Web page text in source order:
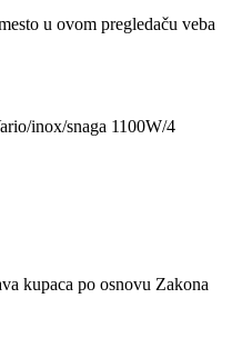
u ovom pregledaču veba
inox/snaga 1100W/4
kupaca po osnovu Zakona